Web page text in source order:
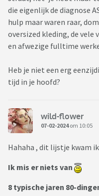
die eigenlijk de diagnose
hulp maar waren raar,
oversized kleding, de vele
en afwezige fulltime
Heb je niet een erg
tijd in je hoofd?
wild-flower
07-02-2024om 10:05
Hahaha , dit lijstje kwam
Ik mis er niets van
8 typische jaren 80-